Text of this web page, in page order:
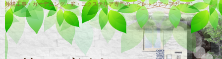
外構工事・ガーデニング・庭・エクステリア専門の「ビレッジアップガーデン」